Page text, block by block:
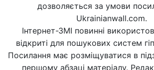
дозволяється за умови
Ukrainianwall.com.
Інтернет-ЗМІ повинні
відкриті для пошукових систем
Посилання має розміщуватися в
першому абзаці матеріалу.